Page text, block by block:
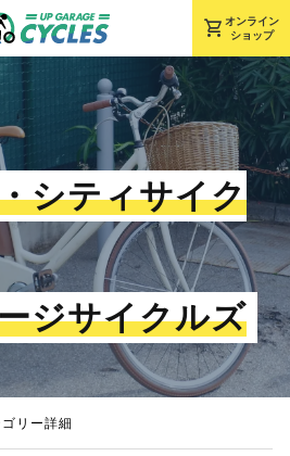
shopping_cart オンライン
ショップ
シティサイク
ジサイクルズ
リー詳細